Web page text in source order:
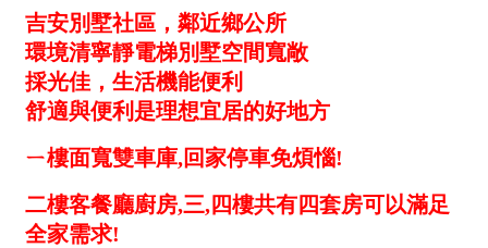
屏東縣
台東縣
花蓮縣
樓層
不拘
地下室
3樓